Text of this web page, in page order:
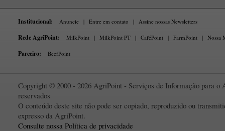
Institucional: Anuncie | Entre em contato | Assine nossas Newsletters
Rede AgriPoint: MilkPoint | MilkPoint PT | CaféPoint | FarmPoint | Nossa
Parceiro: BeefPoint
Copyright © 2000 - 2026 AgriPoint - Serviços de Informação para o
reservados
O conteúdo deste site não pode ser copiado, reproduzido ou
expresso da AgriPoint.
Consulte nossa Política de privacidade